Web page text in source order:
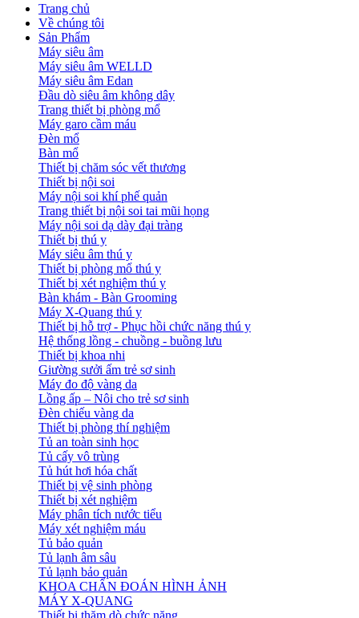
Trang chủ
Về chúng tôi
Sản Phẩm
Máy siêu âm
Máy siêu âm WELLD
Máy siêu âm Edan
Đầu dò siêu âm không dây
Trang thiết bị phòng mổ
Máy garo cầm máu
Đèn mổ
Bàn mổ
Thiết bị chăm sóc vết thương
Thiết bị nội soi
Máy nội soi khí phế quản
Trang thiết bị nội soi tai mũi họng
Máy nội soi dạ dày đại tràng
Thiết bị thú y
Máy siêu âm thú y
Thiết bị phòng mổ thú y
Thiết bị xét nghiệm thú y
Bàn khám - Bàn Grooming
Máy X-Quang thú y
Thiết bị hỗ trợ - Phục hồi chức năng thú y
Hệ thống lồng - chuồng - buồng lưu
Thiết bị khoa nhi
Giường sưởi ấm trẻ sơ sinh
Máy đo độ vàng da
Lồng ấp – Nôi cho trẻ sơ sinh
Đèn chiếu vàng da
Thiết bị phòng thí nghiệm
Tủ an toàn sinh học
Tủ cấy vô trùng
Tủ hút hơi hóa chất
Thiết bị vệ sinh phòng
Thiết bị xét nghiệm
Máy phân tích nước tiểu
Máy xét nghiệm máu
Tủ bảo quản
Tủ lạnh âm sâu
Tủ lạnh bảo quản
KHOA CHẨN ĐOÁN HÌNH ẢNH
MÁY X-QUANG
Thiết bị thăm dò chức năng